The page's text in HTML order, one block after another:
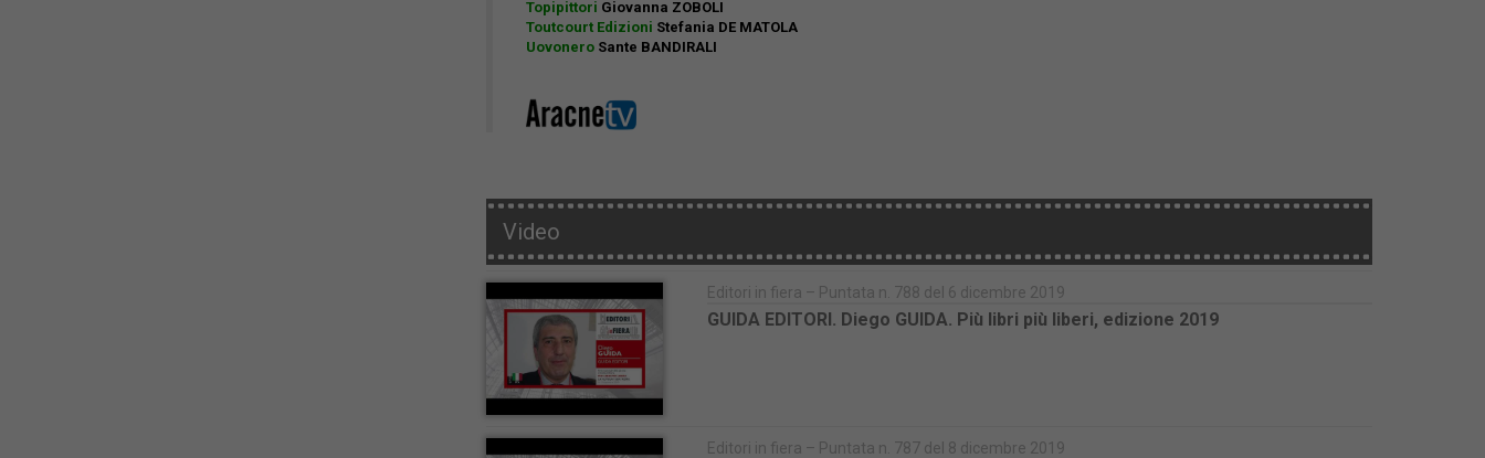
Topipittori Giovanna ZOBOLI
Toutcourt Edizioni Stefania DE MATOLA
Uovonero Sante BANDIRALI
Video
Editori in fiera – Puntata n. 788 del 6 dicembre 2019
GUIDA EDITORI. Diego GUIDA. Più libri più liberi, edizione 2019
Editori in fiera – Puntata n. 787 del 8 dicembre 2019